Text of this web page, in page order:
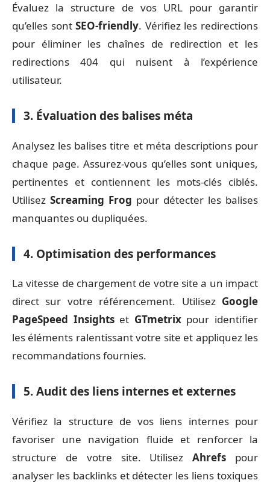
Évaluez la structure de vos URL pour garantir
qu’elles sontSEO-friendly. Vérifiez les redirections
pour éliminer les chaînes de redirection et les
redirections 404 qui nuisent à l’expérience
utilisateur.
3. Évaluation des balises méta
Analysez les balises titre et méta descriptions pour
chaque page. Assurez-vous qu’elles sont uniques,
pertinentes et contiennent les mots-clés ciblés.
Utilisez Screaming Frog pour détecter les balises
manquantes ou dupliquées.
4. Optimisation des performances
La vitesse de chargement de votre site a un impact
direct sur votre référencement. Utilisez Google
PageSpeed Insightset GTmetrixpour identifier
les éléments ralentissant votre site et appliquez les
recommandations fournies.
5. Audit des liens internes et externes
Vérifiez la structure de vos liens internes pour
favoriser une navigation fluide et renforcer la
structure de votre site. UtilisezAhrefs pour
analyser les backlinks et détecter les liens toxiques